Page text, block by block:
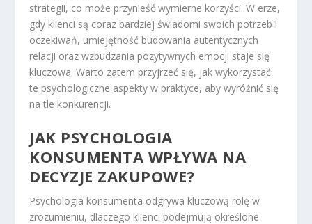
strategii, co może przynieść wymierne korzyści. W erze,
gdy klienci są coraz bardziej świadomi swoich potrzeb i
oczekiwań, umiejętność budowania autentycznych
relacji oraz wzbudzania pozytywnych emocji staje się
kluczowa. Warto zatem przyjrzeć się, jak wykorzystać
te psychologiczne aspekty w praktyce, aby wyróżnić się
na tle konkurencji.
JAK PSYCHOLOGIA
KONSUMENTA WPŁYWA NA
DECYZJE ZAKUPOWE?
Psychologia konsumenta odgrywa kluczową rolę w
zrozumieniu, dlaczego klienci podejmują określone